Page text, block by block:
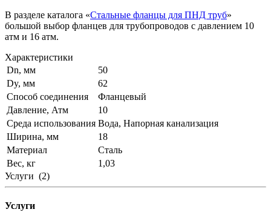
В разделе каталога «Стальные фланцы для ПНД труб»
большой выбор фланцев для трубопроводов с давлением 10
атм и 16 атм.
Характеристики
Dn, мм
50
Dy, мм
62
Способ соединения
Фланцевый
Давление, Атм
10
Среда использования Вода, Напорная канализация
Ширина, мм
18
Материал
Сталь
Вес, кг
1,03
Услуги (2)
Услуги